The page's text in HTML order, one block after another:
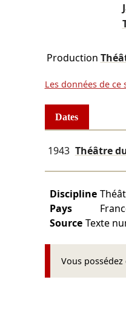
Production
Les données de ce
Dates
1943 Théâtre
Discipline
Pays
Source Texte
Vous